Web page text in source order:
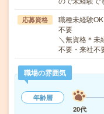
応募資格
職種未経験
不要
＼無資格＊
不要・来社
職場の雰囲気
年齢層
20代